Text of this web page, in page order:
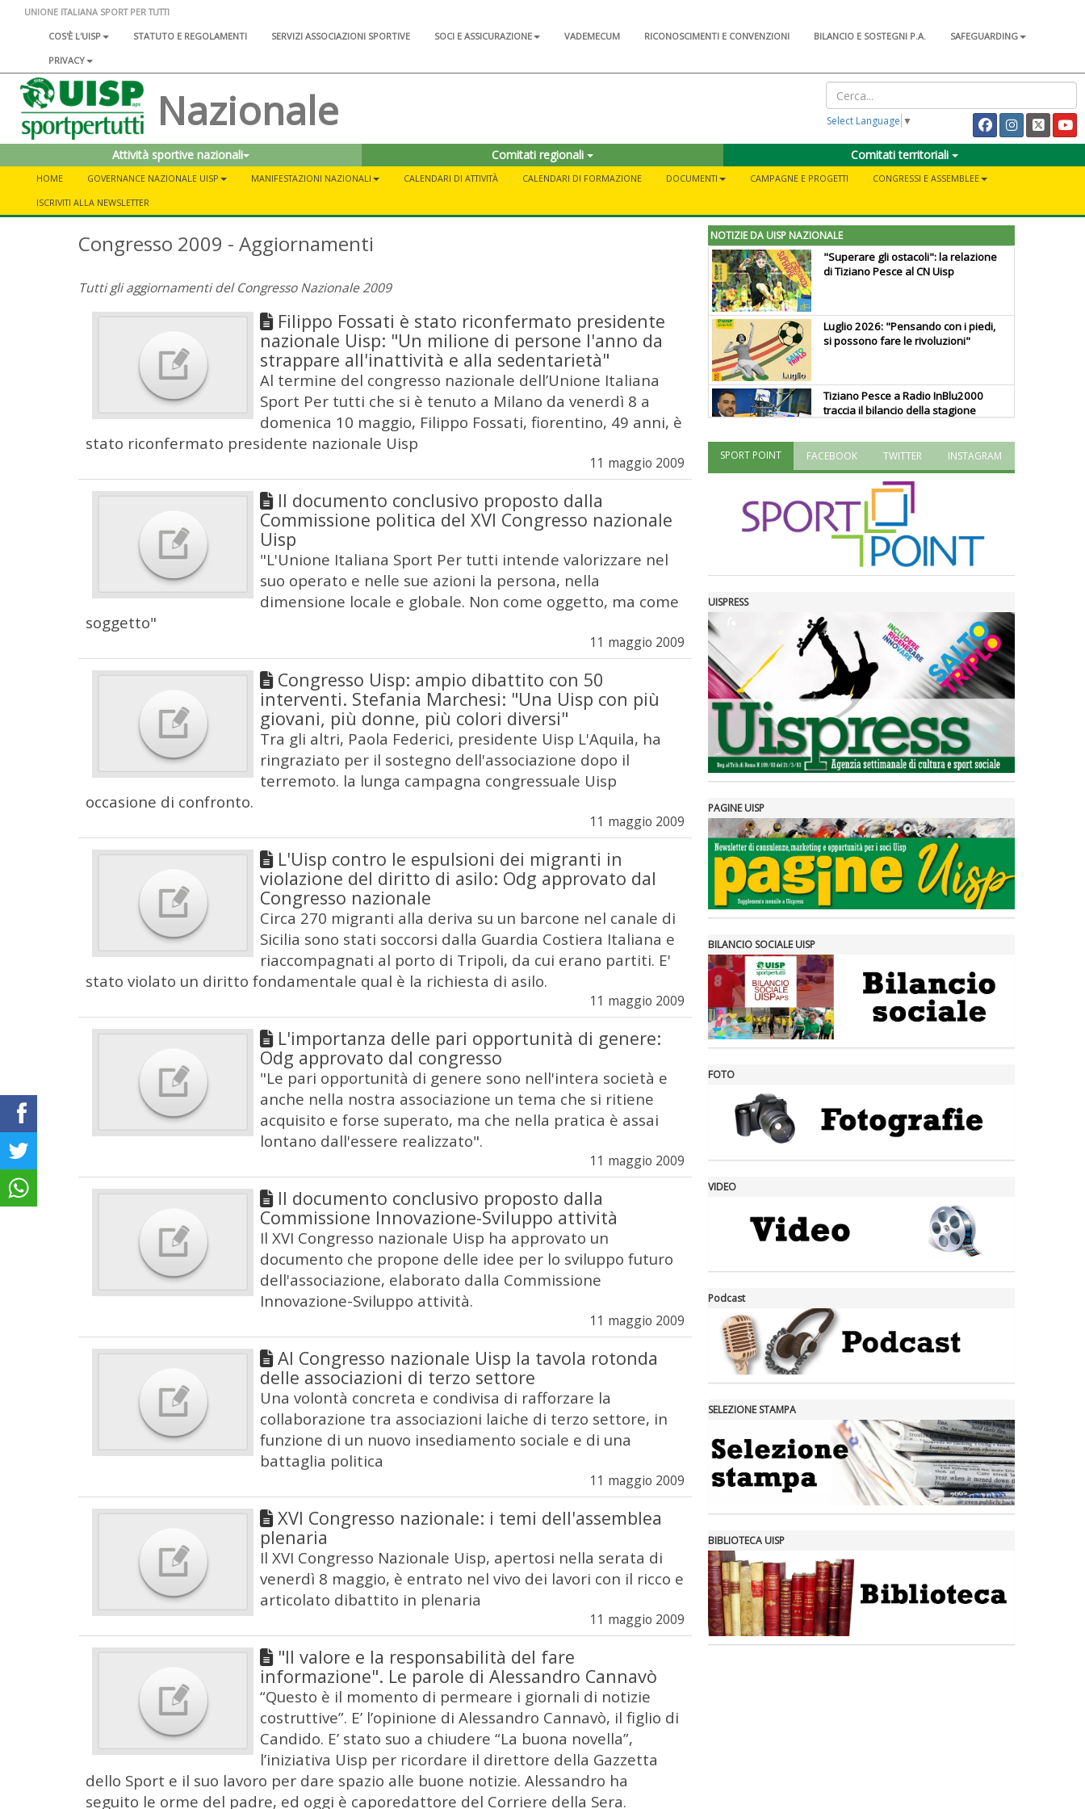
UNIONE ITALIANA SPORT PER TUTTI
COS'È L'UISP
STATUTO E REGOLAMENTI SERVIZI ASSOCIAZIONI SPORTIVE SOCI E ASSICURAZIONE VADEMECUM RICONOSCIMENTI E CONVENZIONI BILANCIO E SOSTEGNI P.A.
SAFEGUARDING
PRIVACY
Nazionale Select Language ▼
Attività sportive nazionali Comitati regionali Comitati territoriali
HOME GOVERNANCE NAZIONALE UISP MANIFESTAZIONI NAZIONALI CALENDARI DI ATTIVITÀ CALENDARI DI FORMAZIONE DOCUMENTI CAMPAGNE E PROGETTI
CONGRESSI E ASSEMBLEE
ISCRIVITI ALLA NEWSLETTER
Congresso 2009 - Aggiornamenti
Tutti gli aggiornamenti del Congresso Nazionale 2009
Filippo Fossati è stato riconfermato presidente
nazionale Uisp: "Un milione di persone l'anno da
strappare all'inattività e alla sedentarietà"
Al termine del congresso nazionale dell’Unione Italiana
Sport Per tutti che si è tenuto a Milano da venerdì 8 a
domenica 10 maggio, Filippo Fossati, fiorentino, 49 anni, è
stato riconfermato presidente nazionale Uisp
11 maggio 2009
Il documento conclusivo proposto dalla
Commissione politica del XVI Congresso nazionale
Uisp
"L'Unione Italiana Sport Per tutti intende valorizzare nel
suo operato e nelle sue azioni la persona, nella
dimensione locale e globale. Non come oggetto, ma come
soggetto"
11 maggio 2009
Congresso Uisp: ampio dibattito con 50
interventi. Stefania Marchesi: "Una Uisp con più
giovani, più donne, più colori diversi"
Tra gli altri, Paola Federici, presidente Uisp L'Aquila, ha
ringraziato per il sostegno dell'associazione dopo il
terremoto. la lunga campagna congressuale Uisp
occasione di confronto.
11 maggio 2009
L'Uisp contro le espulsioni dei migranti in
violazione del diritto di asilo: Odg approvato dal
Congresso nazionale
Circa 270 migranti alla deriva su un barcone nel canale di
Sicilia sono stati soccorsi dalla Guardia Costiera Italiana e
riaccompagnati al porto di Tripoli, da cui erano partiti. E'
stato violato un diritto fondamentale qual è la richiesta di asilo.
11 maggio 2009
L'importanza delle pari opportunità di genere:
Odg approvato dal congresso
"Le pari opportunità di genere sono nell'intera società e
anche nella nostra associazione un tema che si ritiene
acquisito e forse superato, ma che nella pratica è assai
lontano dall'essere realizzato".
11 maggio 2009
Il documento conclusivo proposto dalla
Commissione Innovazione-Sviluppo attività
Il XVI Congresso nazionale Uisp ha approvato un
documento che propone delle idee per lo sviluppo futuro
dell'associazione, elaborato dalla Commissione
Innovazione-Sviluppo attività.
11 maggio 2009
Al Congresso nazionale Uisp la tavola rotonda
delle associazioni di terzo settore
Una volontà concreta e condivisa di rafforzare la
collaborazione tra associazioni laiche di terzo settore, in
funzione di un nuovo insediamento sociale e di una
battaglia politica
11 maggio 2009
XVI Congresso nazionale: i temi dell'assemblea
plenaria
Il XVI Congresso Nazionale Uisp, apertosi nella serata di
venerdì 8 maggio, è entrato nel vivo dei lavori con il ricco e
articolato dibattito in plenaria
11 maggio 2009
"Il valore e la responsabilità del fare
informazione". Le parole di Alessandro Cannavò
“Questo è il momento di permeare i giornali di notizie
costruttive”. E’ l’opinione di Alessandro Cannavò, il figlio di
Candido. E’ stato suo a chiudere “La buona novella”,
l’iniziativa Uisp per ricordare il direttore della Gazzetta
dello Sport e il suo lavoro per dare spazio alle buone notizie. Alessandro ha
seguito le orme del padre, ed oggi è caporedattore del Corriere della Sera.
NOTIZIE DA UISP NAZIONALE
"Superare gli ostacoli": la relazione
di Tiziano Pesce al CN Uisp
Luglio 2026: "Pensando con i piedi,
si possono fare le rivoluzioni"
Tiziano Pesce a Radio InBlu2000
traccia il bilancio della stagione
valorizzi le nostre specificità"
La formazione Uisp rallenta ma
prosegue anche in estate
Fondazione Terzjus: prima riunione
a Roma
SPORT POINT FACEBOOK TWITTER INSTAGRAM
UISPRESS
PAGINE UISP
BILANCIO SOCIALE UISP
FOTO
VIDEO
Podcast
SELEZIONE STAMPA
BIBLIOTECA UISP